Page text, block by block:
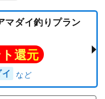
マダイ釣りプラン
還元